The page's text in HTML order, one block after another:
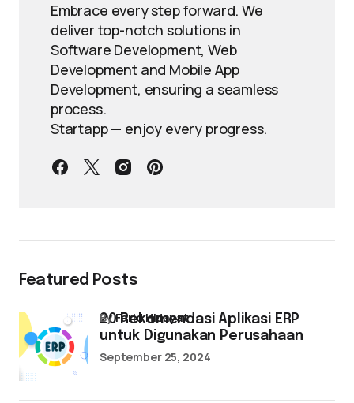
Embrace every step forward. We
deliver top-notch solutions in
Software Development, Web
Development and Mobile App
Development, ensuring a seamless
process.
Startapp — enjoy every progress.
Featured Posts
20 Rekomendasi Aplikasi ERP
untuk Digunakan Perusahaan
byFarid Hidayat
September 25, 2024